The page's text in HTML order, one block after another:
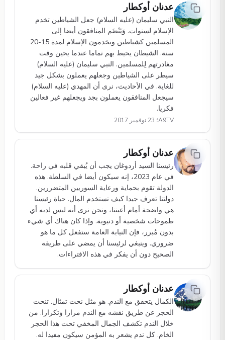
عدنان أوكطار
النبي سليمان (عليه السلام) جعل الشياطين تخدم
الإسلام لسنوات. وَيَنْضَم المنافقون أيضا إلى
المسلمين كشياطين ويخدمون الإسلام لمدة 15-20
سنة. الشيطان يحيط بهم تماما عندما يحين وقت
مغادرتهم لِلمسلمين. النبي سليمان (عليه السلام)
سيطر على الشياطين وجعلهم يعملون بشكل جيد
للغاية. في الأحاديث، نرى أن المهدي (عليه السلام)
سيجعل المنافقون يعملون بجد ويجعلهم غير فعالين
فكريا.
A9TV؛ 23 نوفمبر 2017
عدنان أوكطار
رئيسنا السيد أردوغان يجب أن يُبقي قلبه في راحة.
في عام 2023، إنه سيكون أيضا في السلطة. هذه
الدولة تقوم بحماية ورعاية السوريين المتضررين.
دولتنا تعرف جيدا كيف تستخدم المال. حياة رئيسنا
هي واضحة أمام أعيننا، ونحن نرى أنه ليس لديه أي
طموحات شخصية أو دنيوية. وإذا كان هناك أي شيء
بدون مُبرر، فإن النيابة العامة ستفعل كل ما هو
ضروري. وينبغي لرئيسنا أن يمضي على طريقه
الصحيح دون أن يفكر في هذه الافتراءات.
عدنان أوكطار
الكمال يتحقق مع الندم. هو مثل نحت تمثال. تنحت
الحجر عن طريق نقشه مع الندم مرارا وتكرارا. من
خلال الندم تكشف الجمال المخفي تحت هذا الحجر
الخام. كل ندم يشعر به المؤمن سيكون مفيدا له.